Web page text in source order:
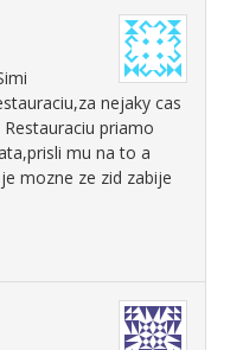
nejaky cas
priamo
mu na to a
mozne ze zid zabije